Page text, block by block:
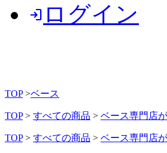
login ログイン
TOP >ベース
TOP > すべての商品 > ベース専門店
TOP > すべての商品 > ベース専門店